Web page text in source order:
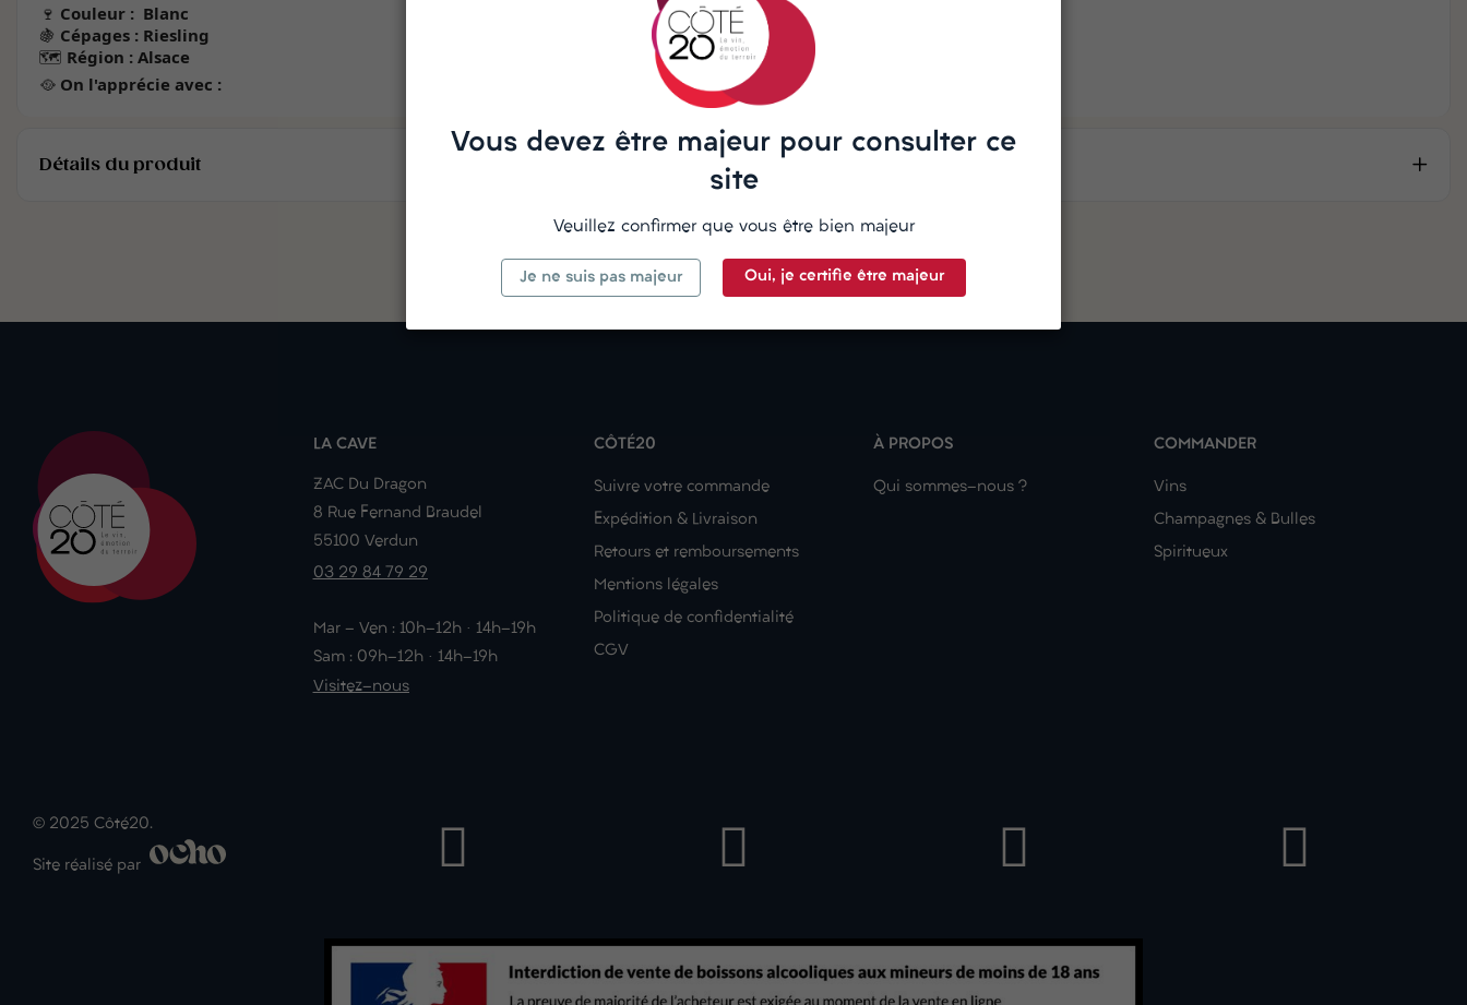
🍷 Couleur : Blanc
🍇 Cépages : Riesling
🗺️ Région : Alsace
🥘 On l'apprécie avec :
Détails du produit
LA CAVE
ZAC Du Dragon
8 Rue Fernand Braudel
55100 Verdun
03 29 84 79 29
Mar - Ven : 10h-12h · 14h-19h
Sam : 09h-12h · 14h-19h
Visitez-nous
CÔTÉ20
Suivre votre commande
Expédition & Livraison
Retours et remboursements
Mentions légales
Politique de confidentialité
CGV
À PROPOS
Qui sommes-nous ?
COMMANDER
Vins
Champagnes & Bulles
Spiritueux
© 2025 Côté20.
Site réalisé par
Vous devez être majeur pour consulter ce
site
Veuillez confirmer que vous être bien majeur
Je ne suis pas majeur Oui, je certifie être majeur